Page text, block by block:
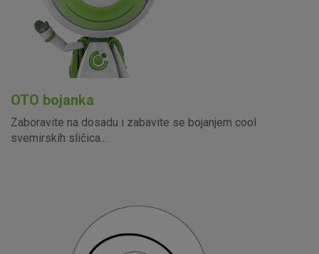
OTO bojanka
Zaboravite na dosadu i zabavite se bojanjem cool
svemirskih sličica...